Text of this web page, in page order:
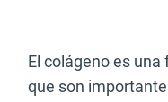
El colágeno es
que son